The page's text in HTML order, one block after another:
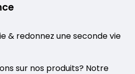
& redonnez une seconde vie
sur nos produits? Notre